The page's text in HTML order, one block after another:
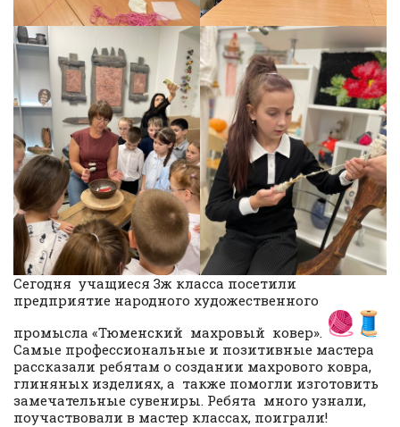
Сегодня учащиеся 3ж класса посетили
предприятие народного художественного
промысла «Тюменский махровый ковер».
Самые профессиональные и позитивные мастера
рассказали ребятам о создании махрового ковра,
глиняных изделиях, а также помогли изготовить
замечательные сувениры. Ребята много узнали,
поучаствовали в мастер классах, поиграли!